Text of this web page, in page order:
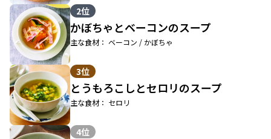
2位
かぼちゃとベーコンのスープ
主な食材： ベーコン / かぼちゃ
3位
とうもろこしとセロリのスープ
主な食材： セロリ
4位